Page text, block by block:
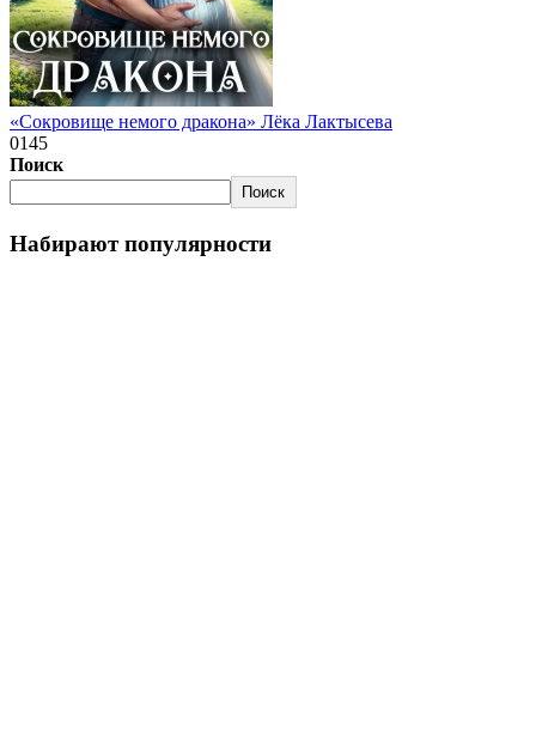
«Сокровище немого дракона» Лёка Лактысева
0145
Поиск
Поиск
Набирают популярности